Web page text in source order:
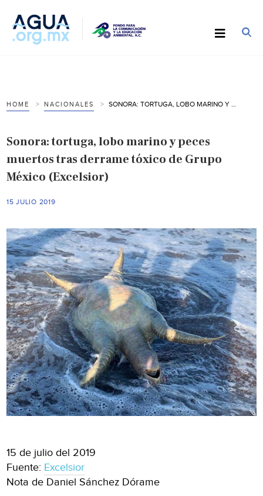
HOME NACIONALES
Sonora: tortuga, lobo marino y peces
muertos tras derrame tóxico de Grupo
México (Excelsior)
15 JULIO 2019
15 de julio del 2019
Fuente: Excelsior
Nota de Daniel Sánchez Dórame